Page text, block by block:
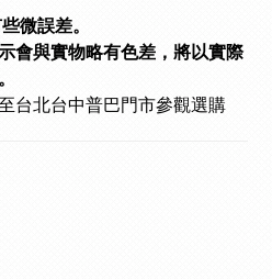
微誤差。
會與實物略有色差，將以實際
至台北台中普巴門市參觀選購